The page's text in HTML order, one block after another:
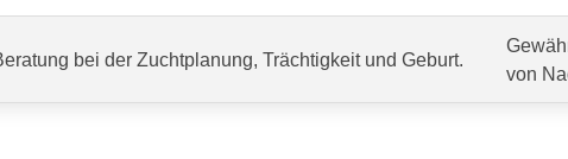
bei der Zuchtplanung, Trächtigkeit und Geburt.
von